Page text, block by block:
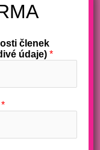
členek
údaje)*
*